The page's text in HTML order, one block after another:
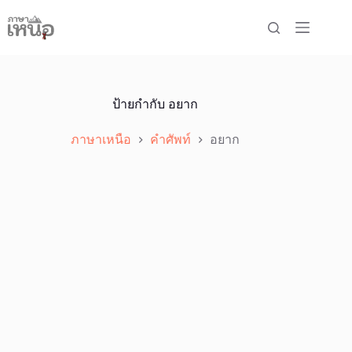
to
content
ป้ายกำกับ อยาก
ภาษาเหนือ คำศัพท์ อยาก